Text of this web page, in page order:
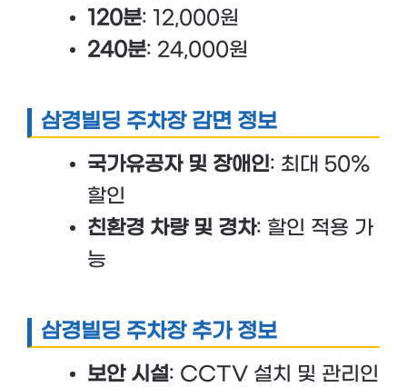
120분: 12,000원
240분: 24,000원
삼경빌딩 주차장 감면 정보
국가유공자 및 장애인: 최대 50%
할인
친환경 차량 및 경차: 할인 적용 가
능
삼경빌딩 주차장 추가 정보
보안 시설: CCTV 설치 및 관리인